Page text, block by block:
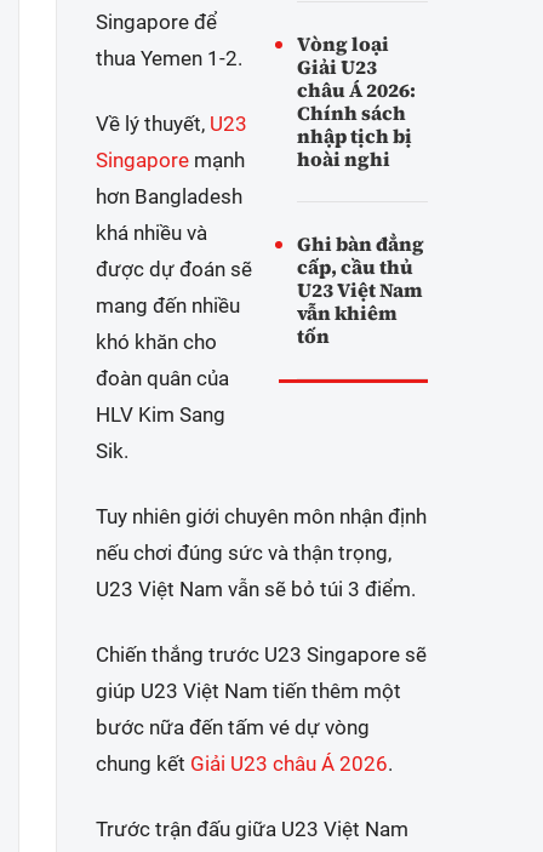
Vòng loại
Giải U23
châu Á 2026:
Chính sách
nhập tịch bị
hoài nghi
Ghi bàn đẳng
cấp, cầu thủ
U23 Việt Nam
vẫn khiêm
tốn
Singapore để
thua Yemen 1-2.
Về lý thuyết, U23
Singapore mạnh
hơn Bangladesh
khá nhiều và
được dự đoán sẽ
mang đến nhiều
khó khăn cho
đoàn quân của
HLV Kim Sang
Sik.
Tuy nhiên giới chuyên môn nhận định
nếu chơi đúng sức và thận trọng,
U23 Việt Nam vẫn sẽ bỏ túi 3 điểm.
Chiến thắng trước U23 Singapore sẽ
giúp U23 Việt Nam tiến thêm một
bước nữa đến tấm vé dự vòng
chung kết Giải U23 châu Á 2026.
Trước trận đấu giữa U23 Việt Nam